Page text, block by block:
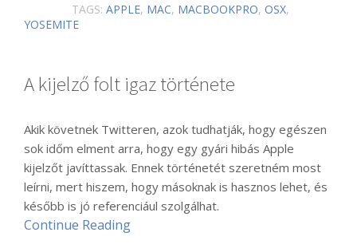
TAGS: APPLE, MAC, MACBOOKPRO, OSX,
YOSEMITE
A kijelző folt igaz története
Akik követnek Twitteren, azok tudhatják, hogy egészen
sok időm elment arra, hogy egy gyári hibás Apple
kijelzőt javíttassak. Ennek történetét szeretném most
leírni, mert hiszem, hogy másoknak is hasznos lehet, és
később is jó referenciául szolgálhat.
Continue Reading